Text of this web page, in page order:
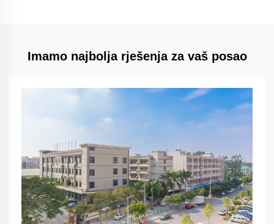
Imamo najbolja rješenja za vaš posao